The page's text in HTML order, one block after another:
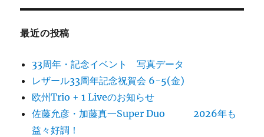
最近の投稿
33周年・記念イベント 写真データ
レザール33周年記念祝賀会 6-5(金)
欧州Trio + 1 Liveのお知らせ
佐藤允彦・加藤真一Super Duo 2026年も
益々好調！